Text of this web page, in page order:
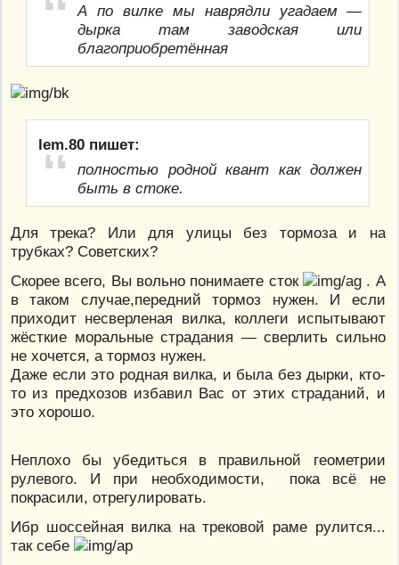
А по вилке мы наврядли угадаем —
дырка там заводская или
благоприобретённая
lem.80 пишет:
полностью родной квант как должен
быть в стоке.
Для трека? Или для улицы без тормоза и на
трубках? Советских?
Скорее всего, Вы вольно понимаете сток
. А
в таком случае,передний тормоз нужен. И если
приходит несверленая вилка, коллеги испытывают
жёсткие моральные страдания — сверлить сильно
не хочется, а тормоз нужен.
Даже если это родная вилка, и была без дырки, кто-
то из предхозов избавил Вас от этих страданий, и
это хорошо.
Неплохо бы убедиться в правильной геометрии
рулевого. И при необходимости, пока всё не
покрасили, отрегулировать.
Ибр шоссейная вилка на трековой раме рулится...
так себе